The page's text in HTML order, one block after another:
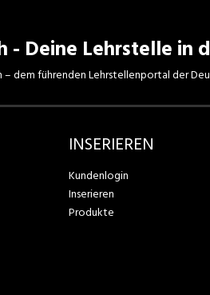
- Deine Lehrstelle in
dem führenden Lehrstellenportal der
INSERIEREN
Kundenlogin
Inserieren
Produkte